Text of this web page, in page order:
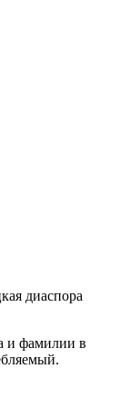
диаспора
и фамилии в